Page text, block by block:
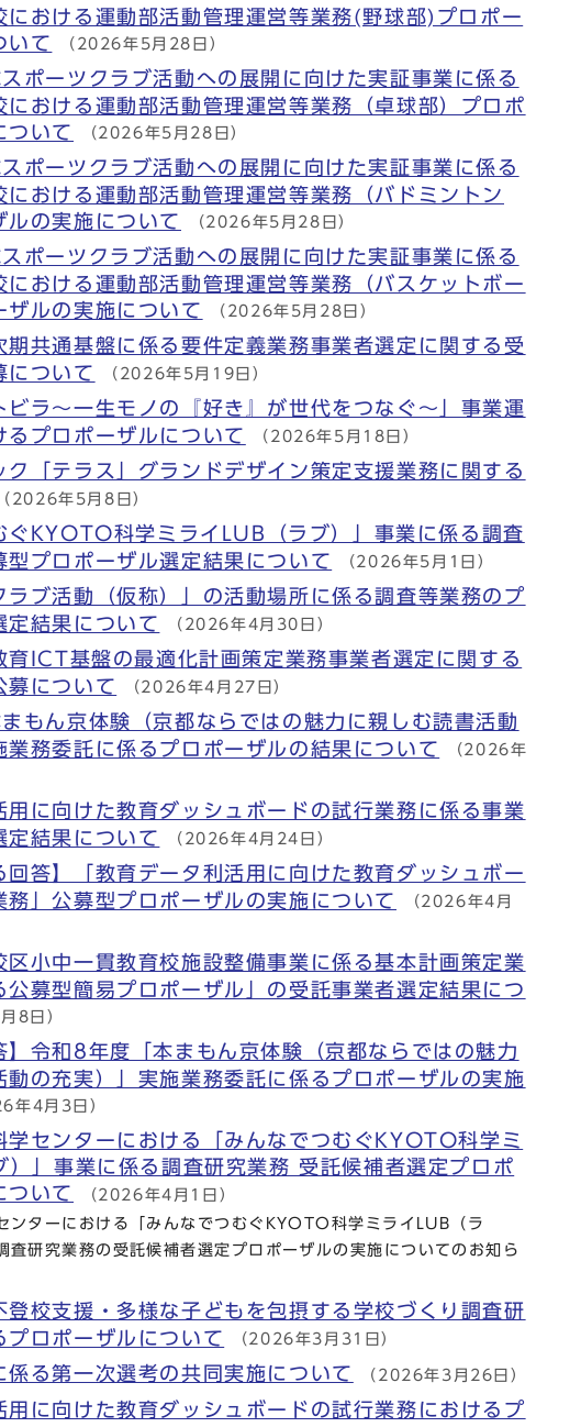
における運動部活動管理運営等業務(野球部)プロポー
いて
（2026年5月28日）
ポーツクラブ活動への展開に向けた実証事業に係る
における運動部活動管理運営等業務（卓球部）プロポ
ついて
（2026年5月28日）
ポーツクラブ活動への展開に向けた実証事業に係る
における運動部活動管理運営等業務（バドミントン
ルの実施について
（2026年5月28日）
ポーツクラブ活動への展開に向けた実証事業に係る
における運動部活動管理運営等業務（バスケットボー
ザルの実施について
（2026年5月28日）
期共通基盤に係る要件定義業務事業者選定に関する受
について （2026年5月19日）
ビラ～一生モノの『好き』が世代をつなぐ～」事業運
るプロポーザルについて （2026年5月18日）
ク「テラス」グランドデザイン策定支援業務に関する
（2026年5月8日）
ぐKYOTO科学ミライLUB（ラブ）」事業に係る調査
プロポーザル選定結果について （2026年5月1日）
ラブ活動（仮称）」の活動場所に係る調査等業務のプ
定結果について （2026年4月30日）
育ICT基盤の最適化計画策定業務事業者選定に関する
募について （2026年4月27日）
もん京体験（京都ならではの魅力に親しむ読書活動
業務委託に係るプロポーザルの結果について （2026年
用に向けた教育ダッシュボードの試行業務に係る事業
定結果について （2026年4月24日）
回答】「教育データ利活用に向けた教育ダッシュボー
務」公募型プロポーザルの実施について （2026年4月
区小中一貫教育校施設整備事業に係る基本計画策定業
公募型簡易プロポーザル」の受託事業者選定結果につ
8日）
】令和8年度「本まもん京体験（京都ならではの魅力
動の充実）」実施業務委託に係るプロポーザルの実施
年4月3日）
学センターにおける「みんなでつむぐKYOTO科学ミ
）」事業に係る調査研究業務 受託候補者選定プロポ
ついて
（2026年4月1日）
ンターにおける「みんなでつむぐKYOTO科学ミライLUB（ラ
査研究業務の受託候補者選定プロポーザルの実施についてのお知ら
登校支援・多様な子どもを包摂する学校づくり調査研
プロポーザルについて （2026年3月31日）
係る第一次選考の共同実施について （2026年3月26日）
用に向けた教育ダッシュボードの試行業務におけるプ